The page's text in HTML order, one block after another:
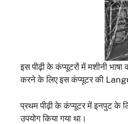
इस पीढ़ी के कंप्यूटरों में मशीनी
करने के लिए इस कंप्यूटर की
प्रथम पीढ़ी के कंप्यूटर में इनपुट के
उपयोग किया गया था।